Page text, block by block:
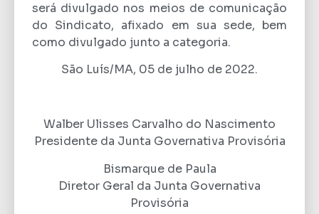
será divulgado nos meios de comunicação
do Sindicato, afixado em sua sede, bem
como divulgado junto a categoria.
São Luís/MA, 05 de julho de 2022.
Walber Ulisses Carvalho do Nascimento
Presidente da Junta Governativa Provisória
Bismarque de Paula
Diretor Geral da Junta Governativa
Provisória